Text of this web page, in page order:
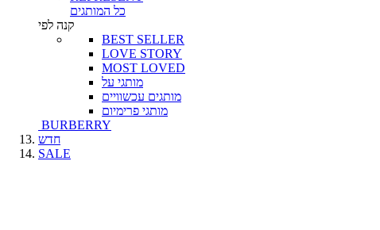
כל המותגים
קנה לפי
BEST SELLER
LOVE STORY
MOST LOVED
מותגי על
מותגים עכשוויים
מותגי פרימיום
BURBERRY
חדש
SALE